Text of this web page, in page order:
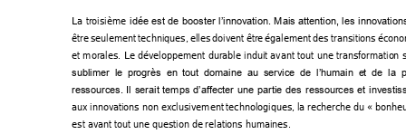
La troisième idée est de booster l’innovation. Mais attention, les
être seulement techniques, elles doivent être également des transitions
et morales. Le développement durable induit avant tout une transformation
sublimer  le  progrès  en
  tout  do
maine  au service  de l’humain  et  de  la
ressources.
serait temps d’affecter une partie des ressources et
aux innovations non exclusivement technologiques, la recherche du « bon
est avant tout une question de relations humaines.